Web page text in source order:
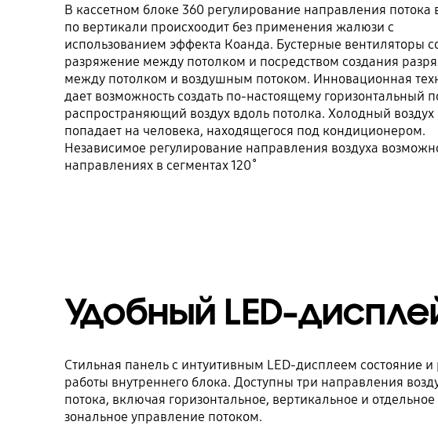
В кассетном блоке 360 регулирование направления потока
по вертикали происхоодит без применения жалюзи с
использованием эффекта Коанда. Бустерные вентиляторы
разряжение между потолком и посредством создания
между потолком и воздушным потоком. Инновационная
дает возможность создать по-настоящему горизонтальный
распространяющий воздух вдоль потолка. Холодный воздух
попадает на человека, находящегося под кондиционером.
Независимое регулирование направления воздуха
направлениях в сегментах 120˚
Удобный LED-
Стильная панель с интуитивным LED-дисплеем состояние
работы внутреннего блока. Доступны три направления
потока, включая горизонтальное, вертикальное и отдельное
зональное управление потоком.